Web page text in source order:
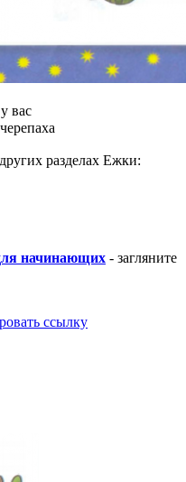
вас
разделах Ежки:
начинающих - загляните
ссылку